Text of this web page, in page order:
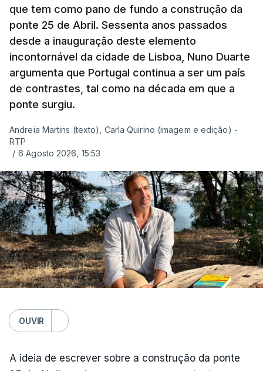
que tem como pano de fundo a construção da
ponte 25 de Abril. Sessenta anos passados
desde a inauguração deste elemento
incontornável da cidade de Lisboa, Nuno Duarte
argumenta que Portugal continua a ser um país
de contrastes, tal como na década em que a
ponte surgiu.
Andreia Martins (texto), Carla Quirino (imagem e edição) -
RTP
/ 6 Agosto 2026, 15:53
OUVIR
A ideia de escrever sobre a construção da ponte